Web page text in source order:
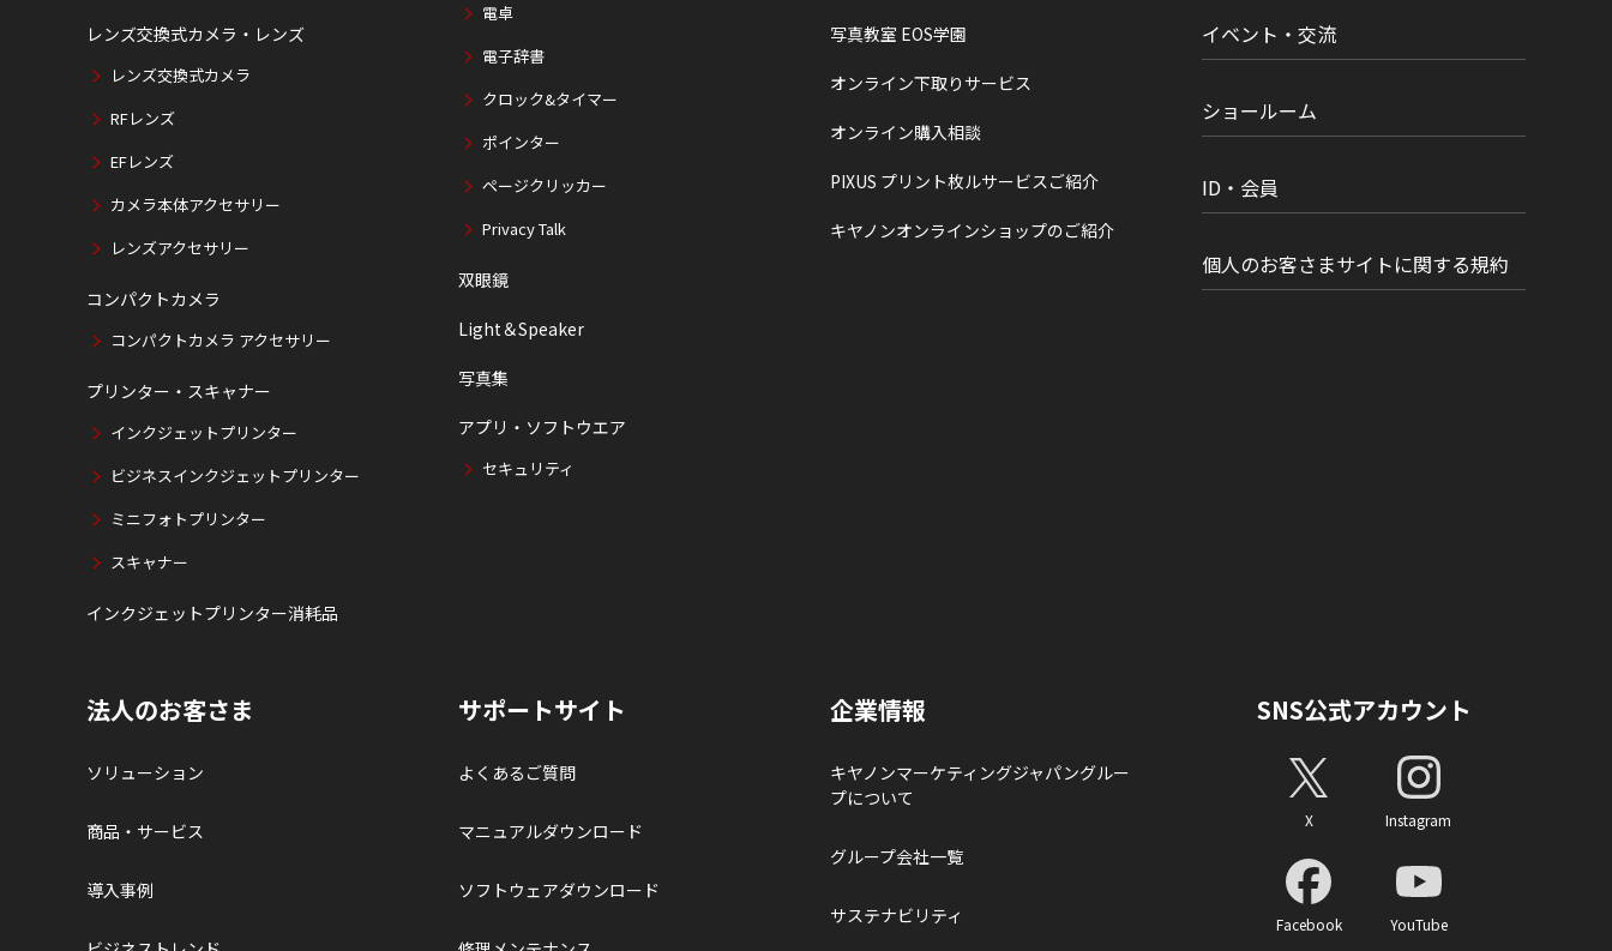
レンズ交換式カメラ・レンズ
レンズ交換式カメラ
RFレンズ
EFレンズ
カメラ本体アクセサリー
レンズアクセサリー
コンパクトカメラ
コンパクトカメラ アクセサリー
プリンター・スキャナー
インクジェットプリンター
ビジネスインクジェットプリンター
ミニフォトプリンター
スキャナー
インクジェットプリンター消耗品
電卓
電子辞書
クロック&タイマー
ポインター
ページクリッカー
Privacy Talk
双眼鏡
Light＆Speaker
写真集
アプリ・ソフトウエア
セキュリティ
写真教室 EOS学園
オンライン下取りサービス
オンライン購入相談
PIXUS プリント枚ルサービスご紹介
キヤノンオンラインショップのご紹介
イベント・交流
ショールーム
ID・会員
個人のお客さまサイトに関する規約
法人のお客さま
ソリューション
商品・サービス
導入事例
サポートサイト
よくあるご質問
マニュアルダウンロード
ソフトウェアダウンロード
企業情報
キヤノンマーケティングジャパングルー
プについて
グループ会社一覧
サステナビリティ
SNS公式アカウント
X Instagram
Facebook YouTube